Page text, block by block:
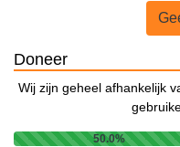
Doneer
Wij zijn geheel afhankelijk
50.0%